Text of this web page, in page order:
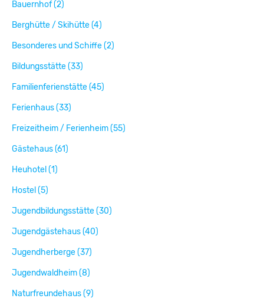
Bauernhof (2)
Berghütte / Skihütte (4)
Besonderes und Schiffe (2)
Bildungsstätte (33)
Familienferienstätte (45)
Ferienhaus (33)
Freizeitheim / Ferienheim (55)
Gästehaus (61)
Heuhotel (1)
Hostel (5)
Jugendbildungsstätte (30)
Jugendgästehaus (40)
Jugendherberge (37)
Jugendwaldheim (8)
Naturfreundehaus (9)